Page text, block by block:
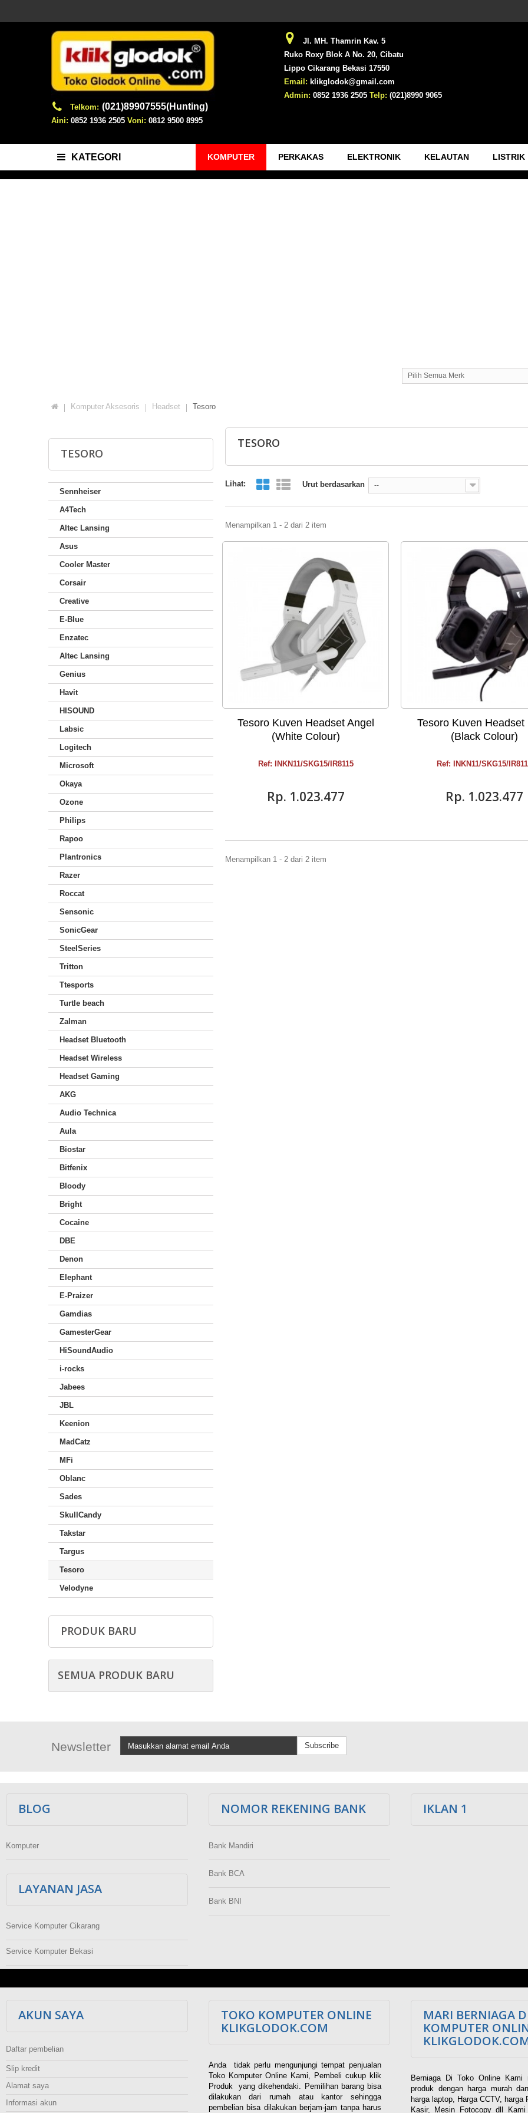
Telkom: (021)89907555(Hunting)
Aini: 0852 1936 2505 Voni: 0812 9500 8995
Jl. MH. Thamrin Kav. 5
Ruko Roxy Blok A No. 20, Cibatu
Lippo Cikarang Bekasi 17550
Email: klikglodok@gmail.com
Admin: 0852 1936 2505 Telp: (021)8990 9065
KATEGORI KOMPUTER PERKAKAS ELEKTRONIK KELAUTAN LISTRIK
Pilih Semua Merk
Komputer Aksesoris Headset Tesoro
TESORO
Sennheiser
A4Tech
Altec Lansing
Asus
Cooler Master
Corsair
Creative
E-Blue
Enzatec
Altec Lansing
Genius
Havit
HISOUND
Labsic
Logitech
Microsoft
Okaya
Ozone
Philips
Rapoo
Plantronics
Razer
Roccat
Sensonic
SonicGear
SteelSeries
Tritton
Ttesports
Turtle beach
Zalman
Headset Bluetooth
Headset Wireless
Headset Gaming
AKG
Audio Technica
Aula
Biostar
Bitfenix
Bloody
Bright
Cocaine
DBE
Denon
Elephant
E-Praizer
Gamdias
GamesterGear
HiSoundAudio
i-rocks
Jabees
JBL
Keenion
MadCatz
MFi
Oblanc
Sades
SkullCandy
Takstar
Targus
Tesoro
Velodyne
PRODUK BARU
SEMUA PRODUK BARU
TESORO
Lihat: Urut berdasarkan --
Menampilkan 1 - 2 dari 2 item
Tesoro Kuven Headset Angel
(White Colour)
Ref: INKN11/SKG15/IR8115
Rp‎. 1.023.477
Tesoro Kuven Headset
(Black Colour)
Ref: INKN11/SKG15/
Rp‎. 1.023.477
Menampilkan 1 - 2 dari 2 item
Newsletter Subscribe
BLOG
Komputer
LAYANAN JASA
Service Komputer Cikarang
Service Komputer Bekasi
NOMOR REKENING BANK
Bank Mandiri
Bank BCA
Bank BNI
IKLAN 1
AKUN SAYA
Daftar pembelian
Slip kredit
Alamat saya
Informasi akun
TOKO KOMPUTER ONLINE
KLIKGLODOK.COM
Anda tidak perlu mengunjungi tempat penjualan
Toko Komputer Online Kami, Pembeli cukup klik
Produk yang dikehendaki. Pemilihan barang bisa
dilakukan dari rumah atau kantor sehingga
pembelian bisa dilakukan berjam-jam tanpa harus
MARI BERNIAGA
KOMPUTER
Berniaga Di Toko Online Kami
produk dengan harga murah
harga laptop, Harga CCTV, harga
Kasir, Mesin Fotocopy dll Kami